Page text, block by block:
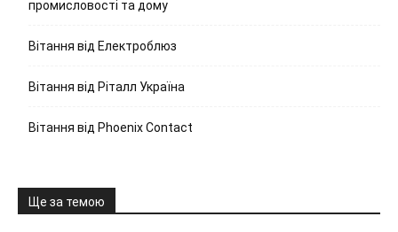
промисловості та дому
Вітання від Електроблюз
Вітання від Ріталл Україна
Вітання від Phoenix Contact
Ще за темою